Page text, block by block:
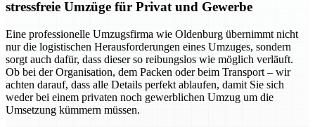
stressfreie Umzüge für Privat und Gewerbe
Eine professionelle Umzugsfirma wie Oldenburg übernimmt nicht
nur die logistischen Herausforderungen eines Umzuges, sondern
sorgt auch dafür, dass dieser so reibungslos wie möglich verläuft.
Ob bei der Organisation, dem Packen oder beim Transport – wir
achten darauf, dass alle Details perfekt ablaufen, damit Sie sich
weder bei einem privaten noch gewerblichen Umzug um die
Umsetzung kümmern müssen.